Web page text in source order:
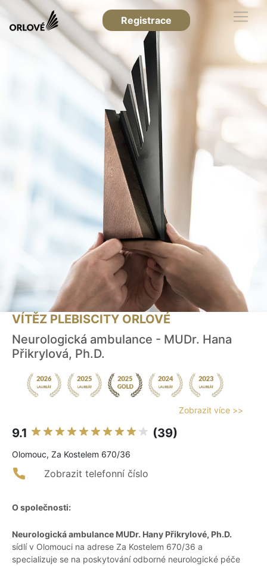
Registrace
VÍTĚZ PLEBISCITY ORLOVÉ
Neurologická ambulance - MUDr. Hana
Přikrylová, Ph.D.
Zobrazit více >>
9.1 (39)
Olomouc, Za Kostelem 670/36
Zobrazit telefonní číslo
O společnosti:
Neurologická ambulance MUDr. Hany Přikrylové, Ph.D.
sídlí v Olomouci na adrese Za Kostelem 670/36 a
specializuje se na poskytování odborné neurologické péče